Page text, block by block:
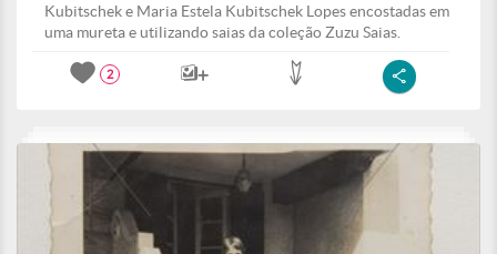
Kubitschek e Maria Estela Kubitschek Lopes encostadas em
uma mureta e utilizando saias da coleção Zuzu Saias.
2